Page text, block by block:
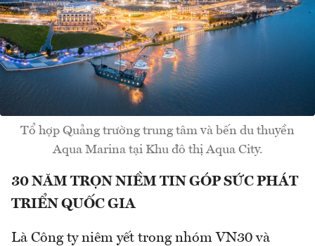
Tổ hợp Quảng trường trung tâm và bến du thuyền
Aqua Marina tại Khu đô thị Aqua City.
30 NĂM TRỌN NIỀM TIN GÓP SỨC PHÁT
TRIỂN QUỐC GIA
Là Công ty niêm yết trong nhóm VN30 và